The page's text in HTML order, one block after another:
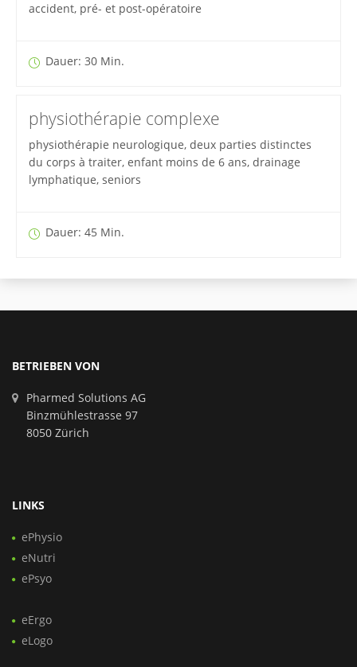
accident, pré- et post-opératoire
Dauer: 30 Min.
physiothérapie complexe
physiothérapie neurologique, deux parties distinctes
du corps à traiter, enfant moins de 6 ans, drainage
lymphatique, seniors
Dauer: 45 Min.
BETRIEBEN VON
Pharmed Solutions AG
Binzmühlestrasse 97
8050 Zürich
LINKS
ePhysio
eNutri
ePsyo
eErgo
eLogo